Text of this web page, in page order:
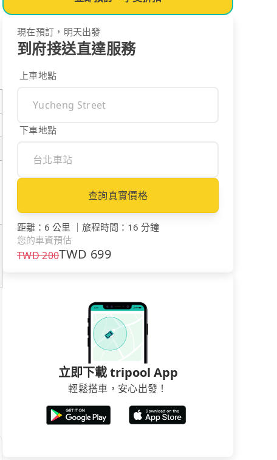
現在預訂，明天出發
到府接送直達服務
上車地點
下車地點
查詢真實價格
距離 ： 6 公里 ｜ 旅程時間 ： 16 分鐘
您的車資預估
TWD200TWD 699
立即下載 tripool App
輕鬆搭車，安心出發！